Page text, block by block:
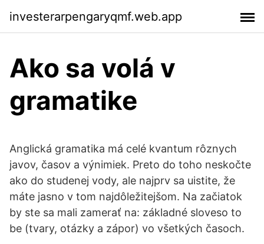
investerarpengaryqmf.web.app
Ako sa volá v
gramatike
Anglická gramatika má celé kvantum rôznych
javov, časov a výnimiek. Preto do toho neskočte
ako do studenej vody, ale najprv sa uistite, že
máte jasno v tom najdôležitejšom. Na začiatok
by ste sa mali zamerať na: základné sloveso to
be (tvary, otázky a zápor) vo všetkých časoch.